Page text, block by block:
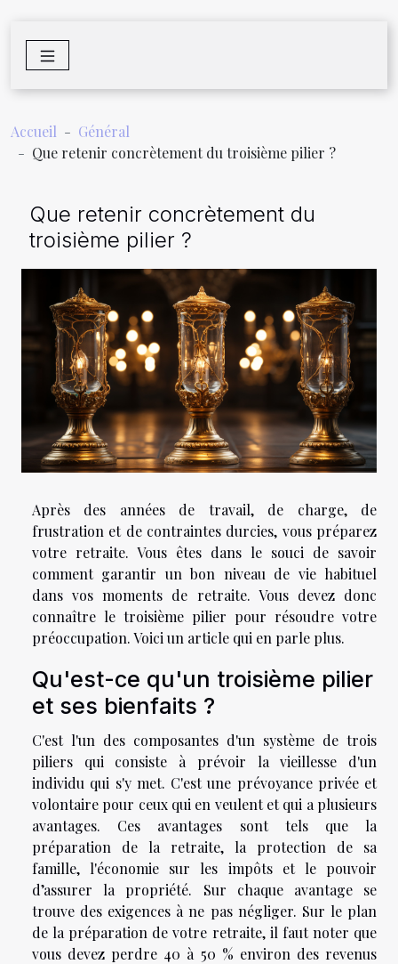
Accueil
Général
Que retenir concrètement du troisième pilier ?
Que retenir concrètement du
troisième pilier ?
Après des années de travail, de charge, de
frustration et de contraintes durcies, vous préparez
votre retraite. Vous êtes dans le souci de savoir
comment garantir un bon niveau de vie habituel
dans vos moments de retraite. Vous devez donc
connaître le troisième pilier pour résoudre votre
préoccupation. Voici un article qui en parle plus.
Qu'est-ce qu'un troisième pilier
et ses bienfaits ?
C'est l'un des composantes d'un système de trois
piliers qui consiste à prévoir la vieillesse d'un
individu qui s'y met. C'est une prévoyance privée et
volontaire pour ceux qui en veulent et qui a plusieurs
avantages. Ces avantages sont tels que la
préparation de la retraite, la protection de sa
famille, l'économie sur les impôts et le pouvoir
d’assurer la propriété. Sur chaque avantage se
trouve des exigences à ne pas négliger. Sur le plan
de la préparation de votre retraite, il faut noter que
vous devez perdre 40 à 50 % environ des revenus